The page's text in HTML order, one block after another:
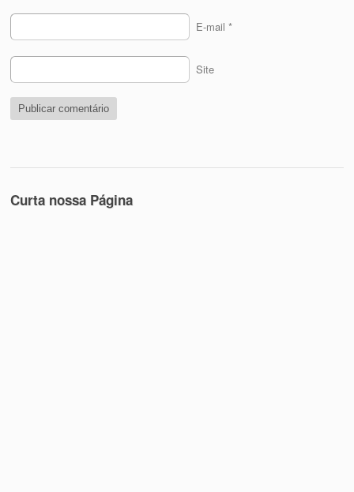
E-mail *
Site
Curta nossa Página